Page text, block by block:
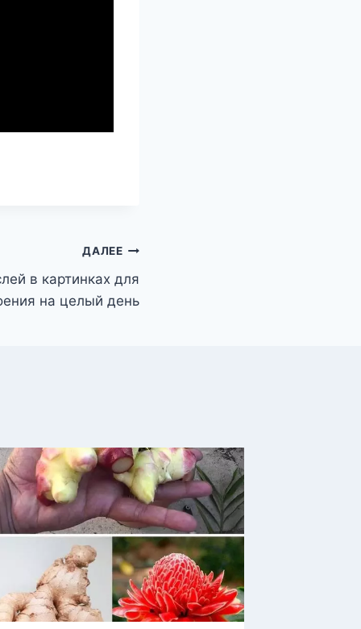
ДАЛЕЕ
в картинках для
на целый день